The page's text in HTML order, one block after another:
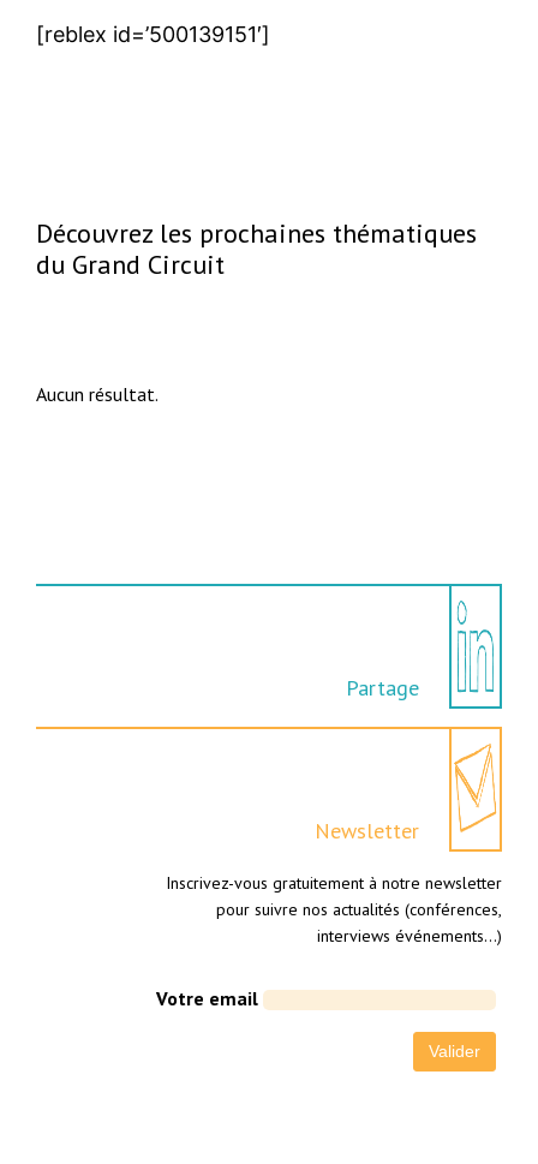
[reblex id=’500139151′]
Découvrez les prochaines thématiques
du Grand Circuit
Aucun résultat.
Partage
Newsletter
Inscrivez-vous gratuitement à notre newsletter
pour suivre nos actualités (conférences,
interviews événements…)
Votre email